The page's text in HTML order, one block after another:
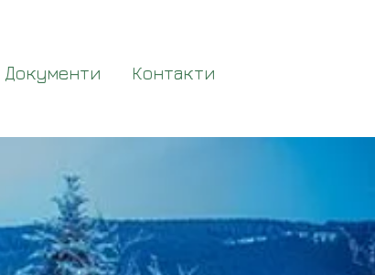
Документи Контакти